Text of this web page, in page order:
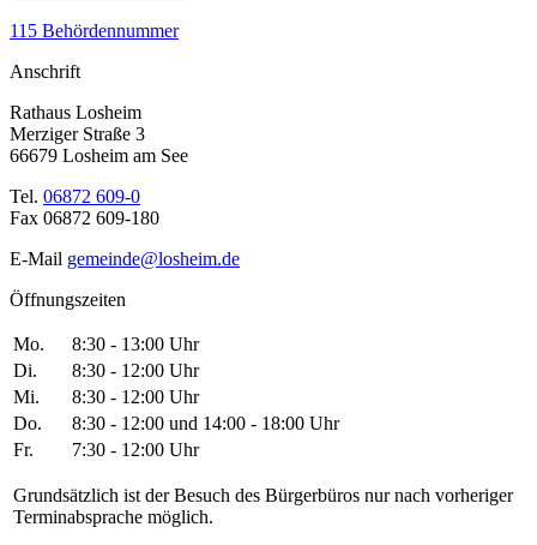
115 Behördennummer
Anschrift
Rathaus Losheim
Merziger Straße 3
66679 Losheim am See
Tel. 06872 609-0
Fax 06872 609-180
E-Mail gemeinde@losheim.de
Öffnungszeiten
Mo.
8:30 - 13:00 Uhr
Di.
8:30 - 12:00 Uhr
Mi.
8:30 - 12:00 Uhr
Do.
8:30 - 12:00 und 14:00 - 18:00 Uhr
Fr.
7:30 - 12:00 Uhr
Grundsätzlich ist der Besuch des Bürgerbüros nur nach vorheriger
Terminabsprache möglich.